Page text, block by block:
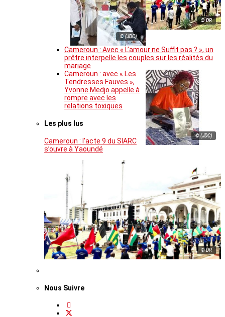
© DR
© (JDC)
Cameroun : Avec « L’amour ne Suffit pas ? », un
prêtre interpelle les couples sur les réalités du
mariage
© (JDC)
Cameroun : avec « Les
Tendresses Fauves »,
Yvonne Medjo appelle à
rompre avec les
relations toxiques
Les plus lus
Cameroun : l’acte 9 du SIARC
s’ouvre à Yaoundé
© DR
Nous Suivre